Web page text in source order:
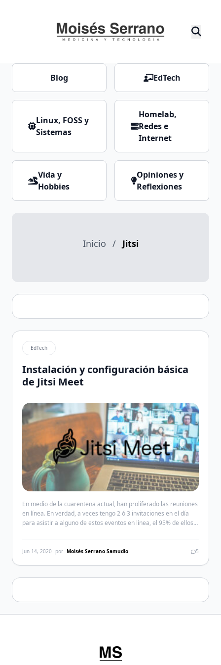
Blog EdTech
Linux, FOSS y
Sistemas
Homelab,
Redes e
Internet
Vida y
Hobbies
Opiniones y
Reflexiones
Inicio / Jitsi
EdTech
Instalación y configuración básica
de Jitsi Meet
En medio de la cuarentena actual, han proliferado las reuniones
en línea. En verdad, a veces tengo 2 ó 3 invitaciones en el día
para asistir a alguno de estos eventos en línea, el 95% de ellos
GoToWebinar, […]
Jun 14, 2020 por Moisés Serrano Samudio 5